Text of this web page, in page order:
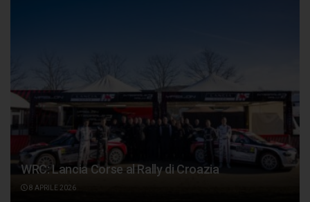
WRC: Lancia Corse al Rally di Croazia
8 APRILE 2026